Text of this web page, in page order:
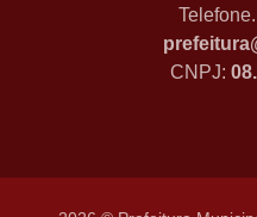
CNPJ: